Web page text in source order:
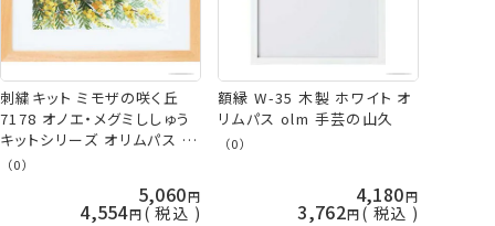
刺繍キット ミモザの咲く丘
7178 オノエ・メグミししゅう
キットシリーズ オリムパス 手
芸の山久
（0）
5,060
4,554 税込
額縁 W-35 木製 ホワイト オ
リムパス olm 手芸の山久
（0）
4,180
3,762 税込